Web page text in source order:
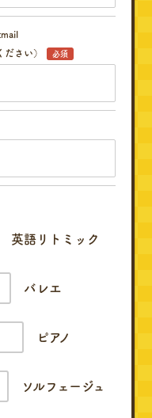
さい）
必須
英語リトミック
バレエ
ピアノ
ソルフェージュ